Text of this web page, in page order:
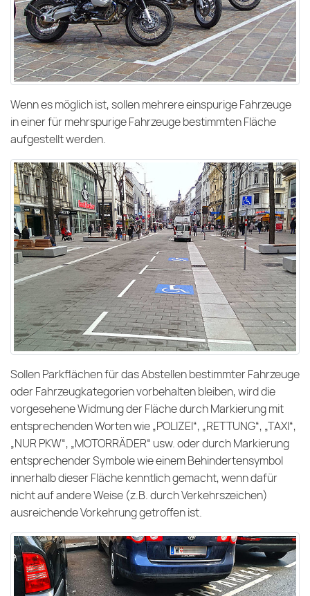
Wenn es möglich ist, sollen mehrere einspurige Fahrzeuge
in einer für mehrspurige Fahrzeuge bestimmten Fläche
aufgestellt werden.
Sollen Parkflächen für das Abstellen bestimmter Fahrzeuge
oder Fahrzeugkategorien vorbehalten bleiben, wird die
vorgesehene Widmung der Fläche durch Markierung mit
entsprechenden Worten wie „POLIZEI“, „RETTUNG“, „TAXI“,
„NUR PKW“, „MOTORRÄDER“ usw. oder durch Markierung
entsprechender Symbole wie einem Behindertensymbol
innerhalb dieser Fläche kenntlich gemacht, wenn dafür
nicht auf andere Weise (z.B. durch Verkehrszeichen)
ausreichende Vorkehrung getroffen ist.